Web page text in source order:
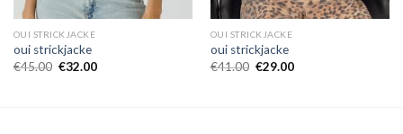
OUI STRICKJACKE
oui strickjacke
€45.00 €32.00
OUI STRICKJACKE
oui strickjacke
€41.00 €29.00